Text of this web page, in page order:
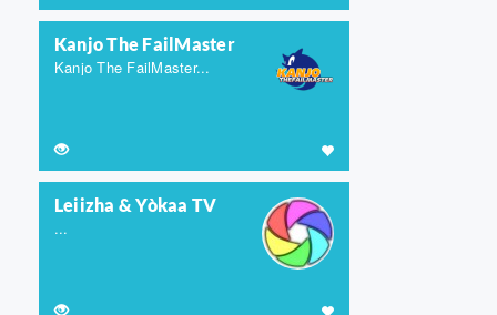
Kanjo The FailMaster
Kanjo The FailMaster...
Leiizha & Yòkaa TV
...